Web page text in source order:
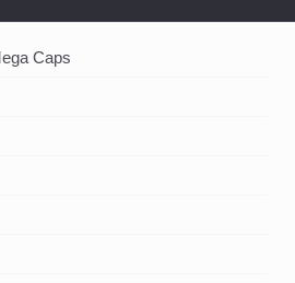
Caps